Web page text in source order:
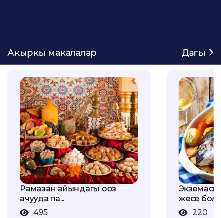
Акыркы макалалар Дагы
Рамазан айындагы ооз
ачууда па...
495
жесе бол...
220